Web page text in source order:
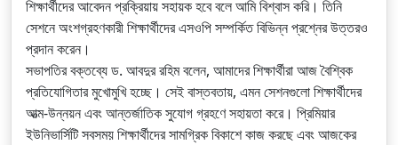
শিক্ষার্থীদের আবেদন প্রক্রিয়ায় সহায়ক হবে বলে আমি বিশ্বাস করি। তিনি
সেশনে অংশগ্রহণকারী শিক্ষার্থীদের এসওপি সম্পর্কিত বিভিন্ন প্রশ্নের উত্তরও
প্রদান করেন।
সভাপতির বক্তব্যে ড. আবদুর রহিম বলেন, আমাদের শিক্ষার্থীরা আজ বৈশ্বিক
প্রতিযোগিতার মুখোমুখি হচ্ছে। সেই বাস্তবতায়, এমন সেশনগুলো শিক্ষার্থীদের
আত্ম-উন্নয়ন এবং আন্তর্জাতিক সুযোগ গ্রহণে সহায়তা করে। প্রিমিয়ার
ইউনিভার্সিটি সবসময় শিক্ষার্থীদের সামগ্রিক বিকাশে কাজ করছে এবং আজকের